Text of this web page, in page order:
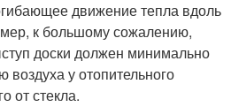
движение тепла вдоль
к большому сожалению,
доски должен минимально
у отопительного
от стекла.